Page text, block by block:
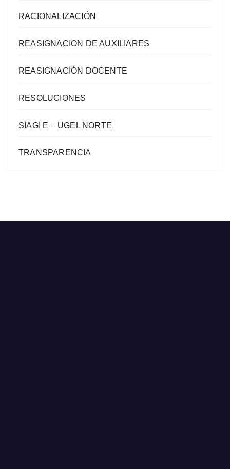
RACIONALIZACIÓN
REASIGNACION DE AUXILIARES
REASIGNACIÓN DOCENTE
RESOLUCIONES
SIAGI E – UGEL NORTE
TRANSPARENCIA